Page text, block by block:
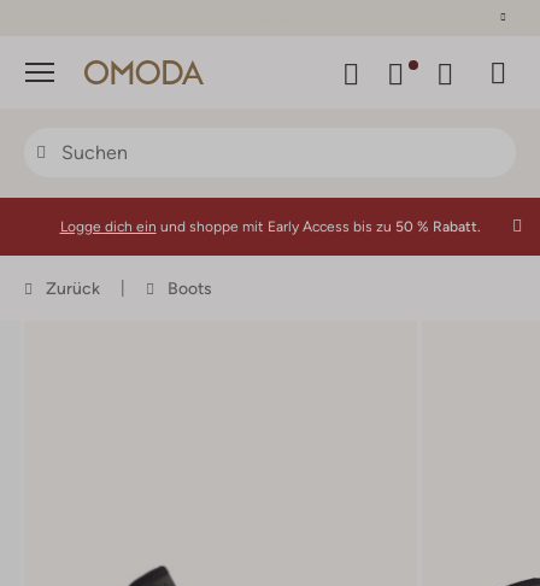
Menü
Logge dich ein und shoppe mit Early Access bis zu 50 % Rabatt.
Zurück Boots